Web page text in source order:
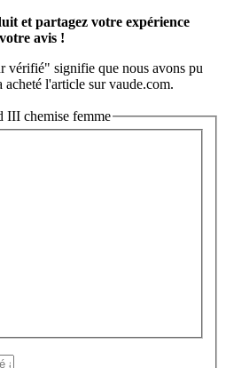
et partagez votre expérience
avis !
vérifié" signifie que nous avons pu
acheté l'article sur vaude.com.
III chemise femme